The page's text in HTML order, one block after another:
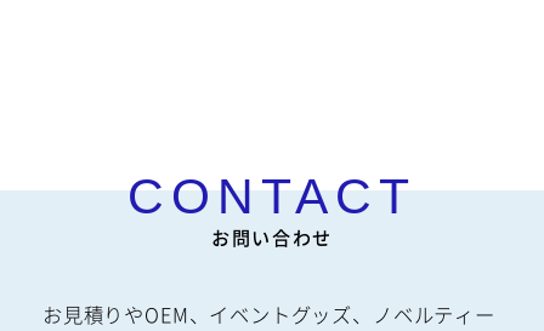
お問い合わせ
お見積りやOEM、イベントグッズ、ノベルティー